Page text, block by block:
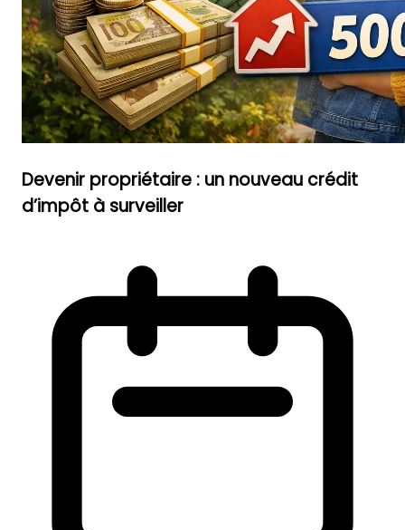
Devenir propriétaire : un nouveau crédit
d’impôt à surveiller